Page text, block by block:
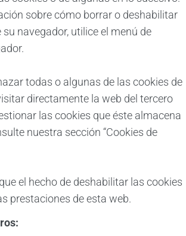
sobre cómo borrar o deshabilitar
su navegador, utilice el menú de
todas o algunas de las cookies de
directamente la web del tercero
las cookies que éste almacena
nuestra sección “Cookies de
el hecho de deshabilitar las cookies
prestaciones de esta web.